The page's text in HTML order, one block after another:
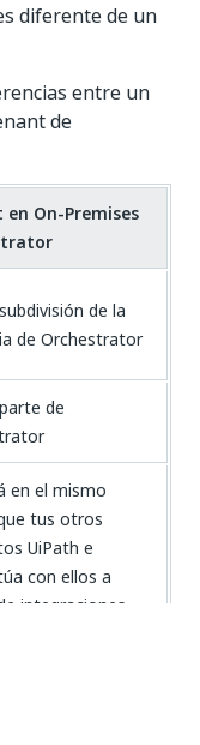
diferente de un
entre un
de
en On-Premises
de la
de Orchestrator
de
en el mismo
tus otros
UiPath e
con ellos a
integraciones